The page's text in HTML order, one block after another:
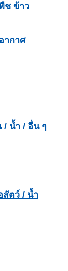
ช ข้าว
ากาศ
น้ำ / อื่น ๆ
สัตว์ / น้ำ